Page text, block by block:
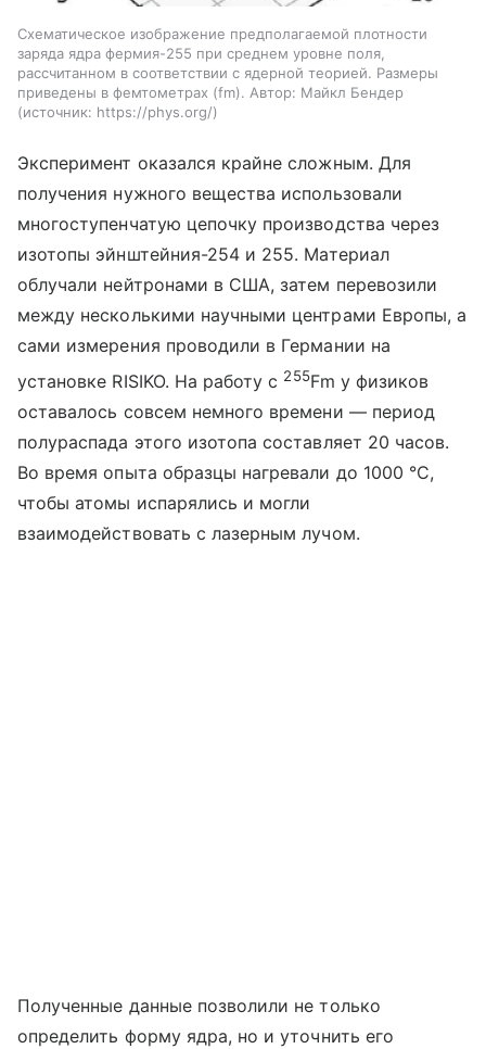
Схематическое изображение предполагаемой плотности
заряда ядра фермия-255 при среднем уровне поля,
рассчитанном в соответствии с ядерной теорией. Размеры
приведены в фемтометрах (fm). Автор: Майкл Бендер
источник: https://phys.org/
Эксперимент оказался крайне сложным. Для
получения нужного вещества использовали
многоступенчатую цепочку производства через
изотопы эйнштейния-254 и 255. Материал
облучали нейтронами в США, затем перевозили
между несколькими научными центрами Европы, а
сами измерения проводили в Германии на
установке RISIKO. На работу с 255Fm у физиков
оставалось совсем немного времени — период
полураспада этого изотопа составляет 20 часов.
Во время опыта образцы нагревали до 1000 °C,
чтобы атомы испарялись и могли
взаимодействовать с лазерным лучом.
Полученные данные позволили не только
определить форму ядра, но и уточнить его